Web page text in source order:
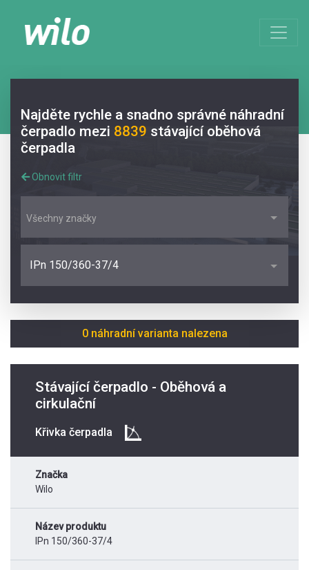
Najděte rychle a snadno správné náhradní
čerpadlo mezi 8839 stávající oběhová
čerpadla
Obnovit filtr
Všechny značky
IPn 150/360-37/4
0 náhradní varianta nalezena
Stávající čerpadlo - Oběhová a
cirkulační
Křivka čerpadla
Značka
Wilo
Název produktu
IPn 150/360-37/4